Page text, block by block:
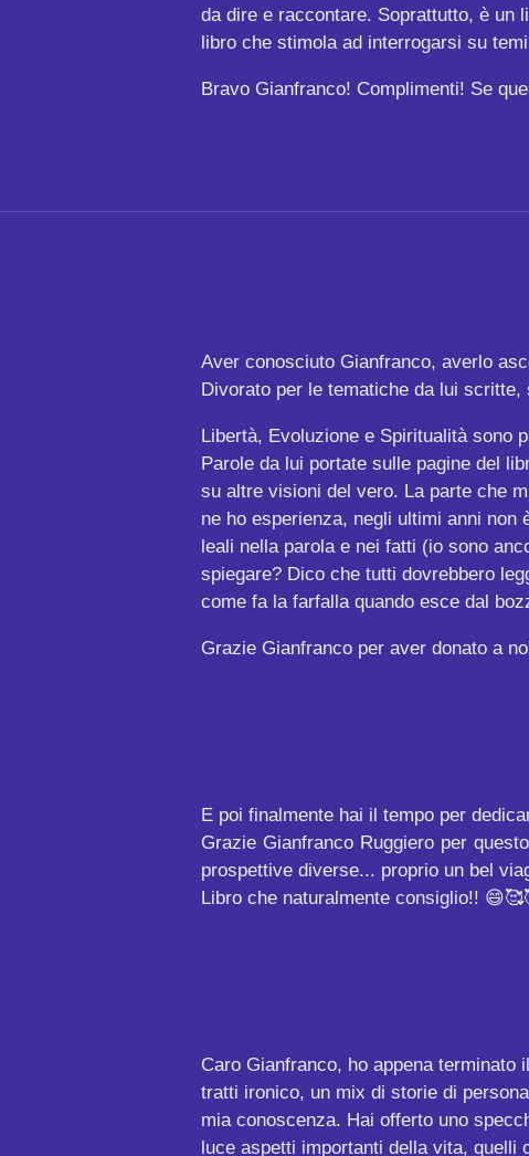
da dire e raccontare. Soprattutto, è un
libro che stimola ad interrogarsi su
Bravo Gianfranco! Complimenti! Se
Aver conosciuto Gianfranco, averlo
Divorato per le tematiche da lui
Libertà, Evoluzione e Spiritualità sono
Parole da lui portate sulle pagine del
su altre visioni del vero. La parte che
ne ho esperienza, negli ultimi anni
leali nella parola e nei fatti (io sono
spiegare? Dico che tutti dovrebbero
come fa la farfalla quando esce dal
Grazie Gianfranco per aver donato a
E poi finalmente hai il tempo per
Grazie Gianfranco Ruggiero per
prospettive diverse... proprio un bel
Libro che naturalmente consiglio!!
Caro Gianfranco, ho appena
tratti ironico, un mix di storie di
mia conoscenza. Hai offerto uno
luce aspetti importanti della vita, quelli